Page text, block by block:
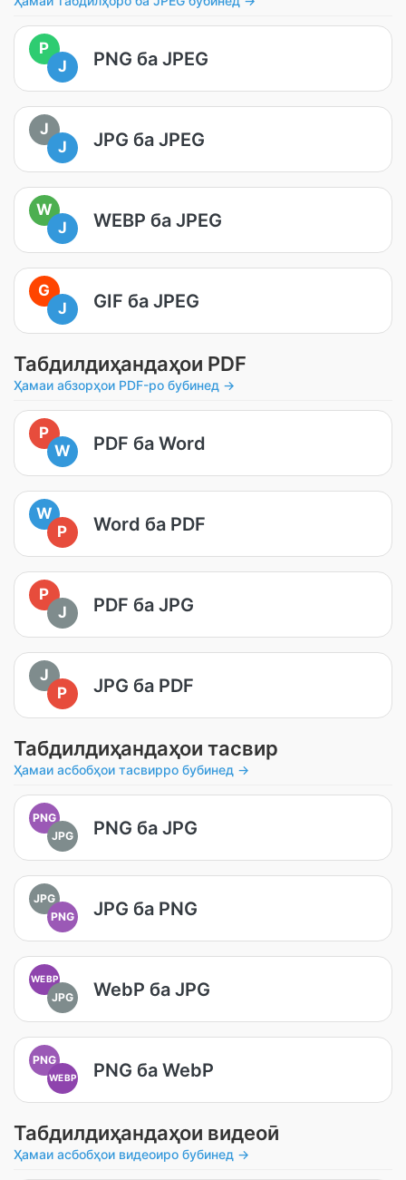
P
J
PNG ба JPEG
J
J
JPG ба JPEG
W
J
WEBP ба JPEG
G
J
GIF ба JPEG
Табдилдиҳандаҳои PDF
Ҳамаи абзорҳои PDF-ро бубинед →
P
W
PDF ба Word
W
P
Word ба PDF
P
J
PDF ба JPG
J
P
JPG ба PDF
Табдилдиҳандаҳои тасвир
Ҳамаи асбобҳои тасвирро бубинед →
PNG
JPG
PNG ба JPG
JPG
PNG
JPG ба PNG
WEBP
JPG WebP ба JPG
PNG
WEBP PNG ба WebP
Табдилдиҳандаҳои видеоӣ
Ҳамаи асбобҳои видеоиро бубинед →